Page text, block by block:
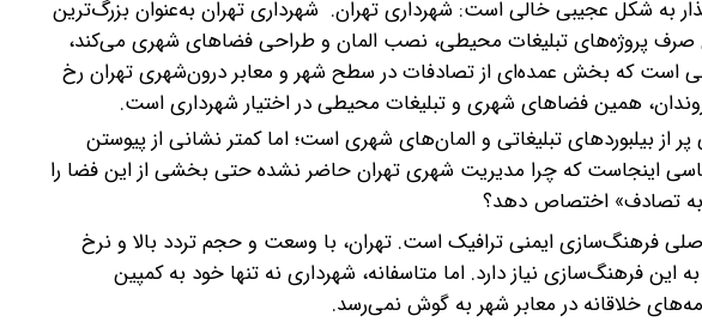
به شکل عجیبی خالی است: شهرداری تهران. شهرداری تهران به‌عنوان بزرگ‌ترین
صرف پروژه‌های تبلیغات محیطی، نصب المان و طراحی فضاهای شهری می‌کند،
است که بخش عمده‌ای از تصادفات در سطح شهر و معابر درون‌شهری تهران رخ
همین فضاهای شهری و تبلیغات محیطی در اختیار شهرداری است.
از بیلبوردهای تبلیغاتی و المان‌های شهری است؛ اما کمتر نشانی از پیوستن
اینجاست که چرا مدیریت شهری تهران حاضر نشده حتی بخشی از این فضا را
به تصادف» اختصاص دهد؟
فرهنگ‌سازی ایمنی ترافیک است. تهران، با وسعت و حجم تردد بالا و نرخ
فرهنگ‌سازی نیاز دارد. اما متاسفانه، شهرداری نه تنها خود به کمپین
خلاقانه در معابر شهر به گوش نمی‌رسد.